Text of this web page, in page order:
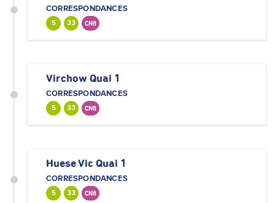
CORRESPONDANCES
5 33 CN8
Virchow Quai 1
CORRESPONDANCES
5 33 CN8
Huese Vic Quai 1
CORRESPONDANCES
5 33 CN8